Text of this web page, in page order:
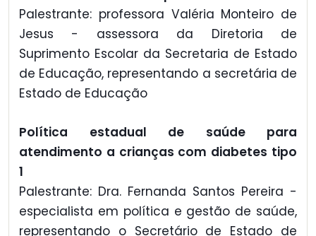
Palestrante: professora Valéria Monteiro de
Jesus - assessora da Diretoria de
Suprimento Escolar da Secretaria de Estado
de Educação, representando a secretária de
Estado de Educação
Política estadual de saúde para
atendimento a crianças com diabetes tipo
1
Palestrante: Dra. Fernanda Santos Pereira -
especialista em política e gestão de saúde,
representando o Secretário de Estado de